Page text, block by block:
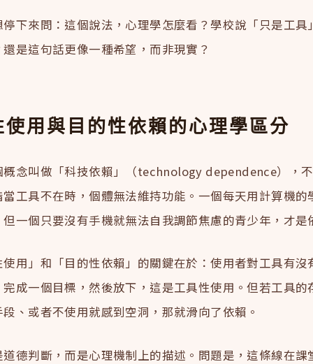
下來問：這個說法，心理學怎麼看？學校說「只是工具
是這句話更像一種希望，而非現實？
使用與目的性依賴的心理學區分
概念叫做「科技依賴」（technology dependence），
工具不在時，個體無法維持功能。一個每天用計算機的
一個只要沒有手機就無法自我調節焦慮的青少年，才是
用」和「目的性依賴」的關鍵在於：使用者對工具有沒
成一個目標，然後放下，這是工具性使用。但若工具的
、或者不使用就感到空洞，那就滑向了依賴。
德判斷，而是心理機制上的描述。問題是，這條線在課